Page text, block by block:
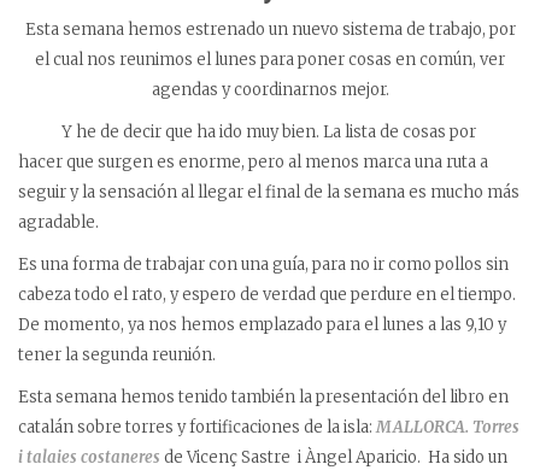
Esta semana hemos estrenado un nuevo sistema de trabajo, por
el cual nos reunimos el lunes para poner cosas en común, ver
agendas y coordinarnos mejor.
Y he de decir que ha ido muy bien. La lista de cosas por
hacer que surgen es enorme, pero al menos marca una ruta a
seguir y la sensación al llegar el final de la semana es mucho más
agradable.
Es una forma de trabajar con una guía, para no ir como pollos sin
cabeza todo el rato, y espero de verdad que perdure en el tiempo.
De momento, ya nos hemos emplazado para el lunes a las 9,10 y
tener la segunda reunión.
Esta semana hemos tenido también la presentación del libro en
catalán sobre torres y fortificaciones de la isla:MALLORCA. Torres
i talaies costaneres de Vicenç Sastre i Àngel Aparicio. Ha sido un